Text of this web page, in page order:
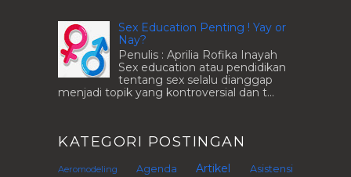
Sex Education Penting ! Yay or
Nay?
Penulis : Aprilia Rofika Inayah
Sex education atau pendidikan
tentang sex selalu dianggap
menjadi topik yang kontroversial dan t...
KATEGORI POSTINGAN
Aeromodeling Agenda Artikel
Asistensi